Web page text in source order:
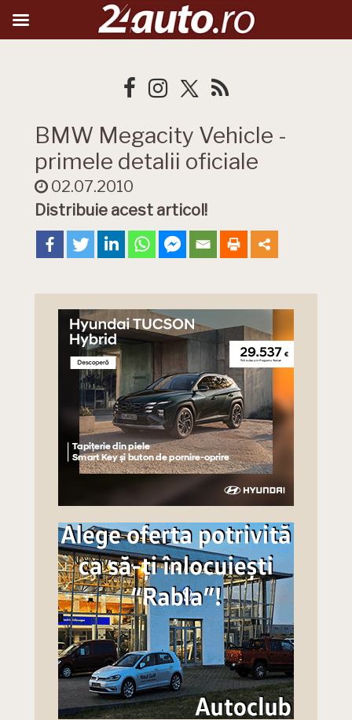
BMW Megacity Vehicle -
primele detalii oficiale
02.07.2010
Distribuie acest articol!